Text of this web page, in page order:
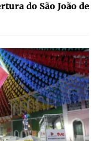
do São João de